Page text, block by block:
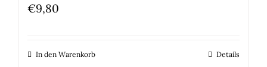
€9,80
In den Warenkorb Details